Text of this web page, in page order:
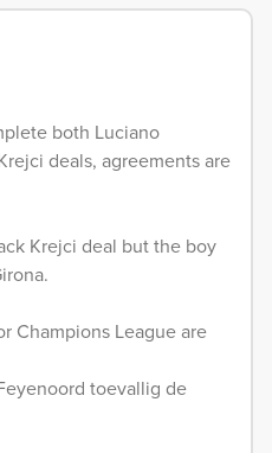
both Luciano
deals, agreements are
Krejci deal but the boy
Champions League are
toevallig de